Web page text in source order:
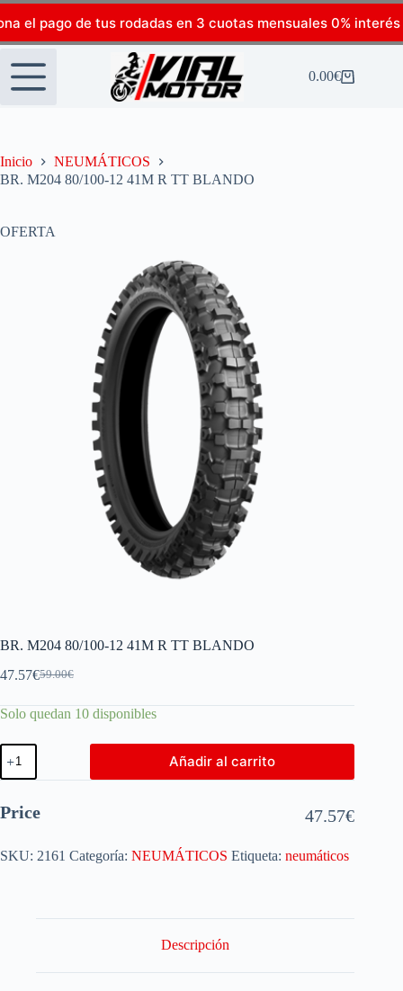
el pago de tus rodadas en 3 cuotas mensuales 0% interés
0.00€
Inicio
NEUMÁTICOS
BR. M204 80/100-12 41M R TT BLANDO
OFERTA
BR. M204 80/100-12 41M R TT BLANDO
59.00€
47.57€
Solo quedan 10 disponibles
Añadir al carrito
Price 47.57€
SKU: 2161 Categoría: NEUMÁTICOS Etiqueta: neumáticos
Descripción